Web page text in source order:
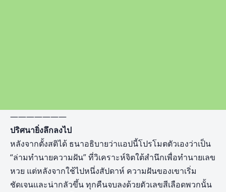
———————
ปริศนายิ่งลึกลงไป
หลังจากตั้งสติได้ ธนาอธิบายว่าแอปนี้โปรโมตตัวเองว่าเป็น
“ล่ามทำนายความฝัน” ที่วิเคราะห์จิตใต้สำนึกเพื่อทำนายเลข
หวย แต่หลังจากใช้ไปหนึ่งสัปดาห์ ความฝันของเขาเริ่ม
ชัดเจนและน่ากลัวขึ้น ทุกคืนจบลงด้วยตัวเลขสีเลือดพวกนั้น